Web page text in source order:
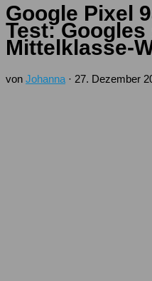
Google Pixel
Test:
Mittelklasse-
von Johanna · 27. Dezember